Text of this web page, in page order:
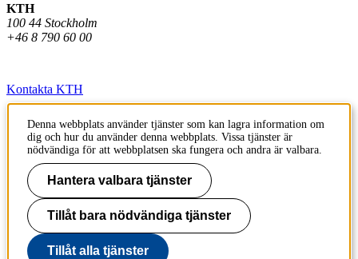
KTH
100 44 Stockholm
+46 8 790 60 00
Kontakta KTH
Jobba på KTH
Press och media
Faktura och betalning KTH
Om KTH:s webbplatser
Tillgänglighetsredogörelse
Denna webbplats använder tjänster som kan lagra information om
dig och hur du använder denna webbplats. Vissa tjänster är
nödvändiga för att webbplatsen ska fungera och andra är valbara.
Hantera valbara tjänster
Tillåt bara nödvändiga tjänster
Tillåt alla tjänster